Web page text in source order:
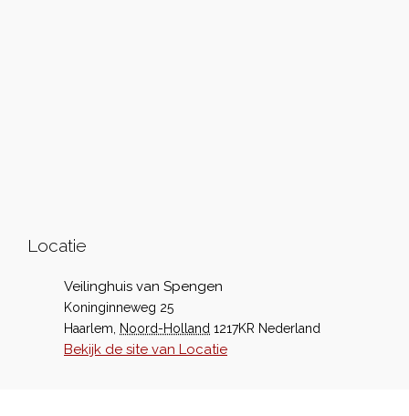
Locatie
Veilinghuis van Spengen
Koninginneweg 25
Haarlem
Noord-Holland 1217KR Nederland
Bekijk de site van Locatie